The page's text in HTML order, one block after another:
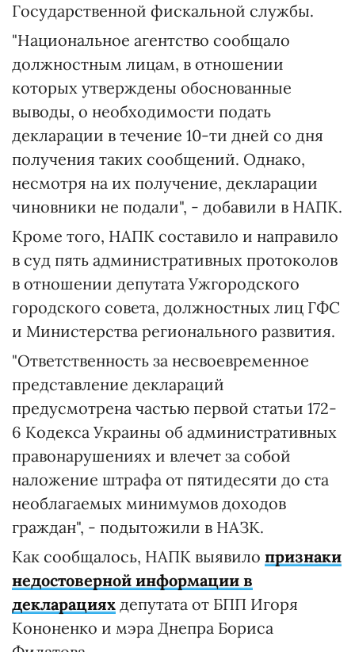
Государственной фискальной службы.
"Национальное агентство сообщало
должностным лицам, в отношении
которых утверждены обоснованные
выводы, о необходимости подать
декларации в течение 10-ти дней со дня
получения таких сообщений. Однако,
несмотря на их получение, декларации
чиновники не подали", - добавили в НАПК.
Кроме того, НАПК составило и направило
в суд пять административных протоколов
в отношении депутата Ужгородского
городского совета, должностных лиц ГФС
и Министерства регионального развития.
"Ответственность за несвоевременное
представление деклараций
предусмотрена частью первой статьи 172-
6 Кодекса Украины об административных
правонарушениях и влечет за собой
наложение штрафа от пятидесяти до ста
необлагаемых минимумов доходов
граждан", - подытожили в НАЗК.
Как сообщалось, НАПК выявило признаки
недостоверной информации в
декларациях депутата от БПП Игоря
Кононенко и мэра Днепра Бориса